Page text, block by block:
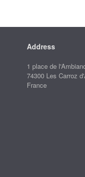
Address
1 place de
74300 Les Carroz
France